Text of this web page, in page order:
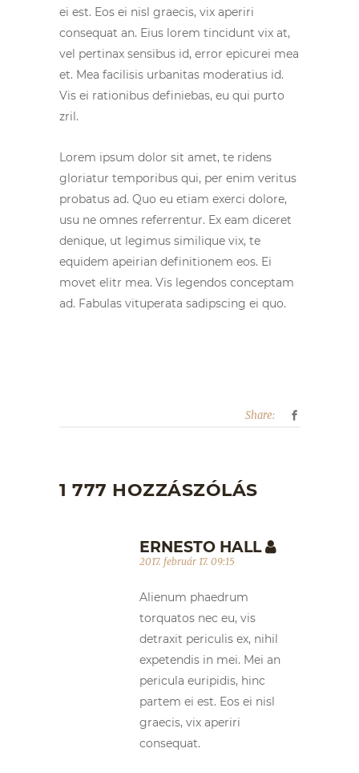
ei est. Eos ei nisl graecis, vix aperiri
consequat an. Eius lorem tincidunt vix at,
vel pertinax sensibus id, error epicurei mea
et. Mea facilisis urbanitas moderatius id.
Vis ei rationibus definiebas, eu qui purto
zril.
Lorem ipsum dolor sit amet, te ridens
gloriatur temporibus qui, per enim veritus
probatus ad. Quo eu etiam exerci dolore,
usu ne omnes referrentur. Ex eam diceret
denique, ut legimus similique vix, te
equidem apeirian definitionem eos. Ei
movet elitr mea. Vis legendos conceptam
ad. Fabulas vituperata sadipscing ei quo.
Share:
1 777 HOZZÁSZÓLÁS
ERNESTO HALL
2017. február 17. 09:15
Alienum phaedrum
torquatos nec eu, vis
detraxit periculis ex, nihil
expetendis in mei. Mei an
pericula euripidis, hinc
partem ei est. Eos ei nisl
graecis, vix aperiri
consequat.